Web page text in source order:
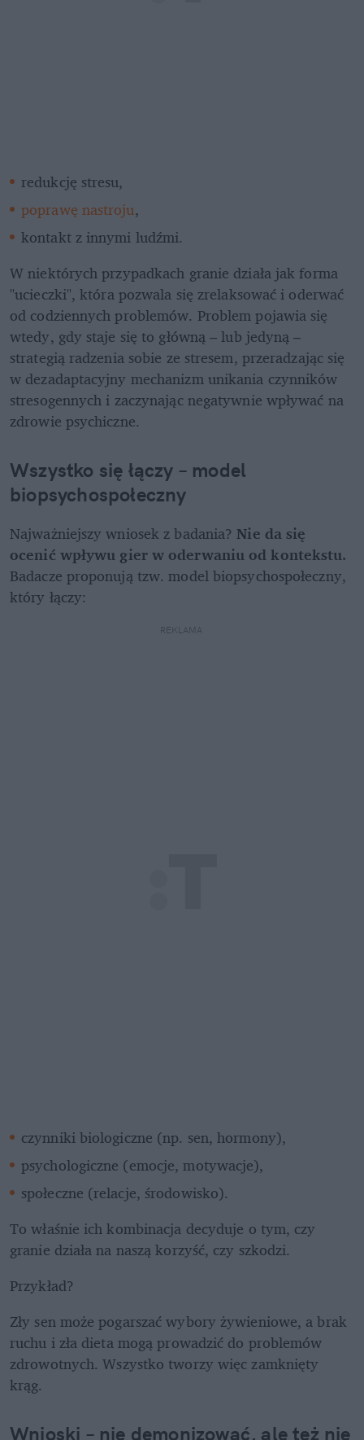
redukcję stresu,
poprawę nastroju,
kontakt z innymi ludźmi.
W niektórych przypadkach granie działa jak forma
"ucieczki", która pozwala się zrelaksować i oderwać
od codziennych problemów. Problem pojawia się
wtedy, gdy staje się to główną – lub jedyną –
strategią radzenia sobie ze stresem, przeradzając się
w dezadaptacyjny mechanizm unikania czynników
stresogennych i zaczynając negatywnie wpływać na
zdrowie psychiczne.
Wszystko się łączy – model
biopsychospołeczny
Najważniejszy wniosek z badania? Nie da się
Badacze proponują tzw. model biopsychospołeczny,
który łączy:
REKLAMA
czynniki biologiczne (np. sen, hormony),
psychologiczne (emocje, motywacje),
społeczne (relacje, środowisko).
To właśnie ich kombinacja decyduje o tym, czy
granie działa na naszą korzyść, czy szkodzi.
Przykład?
Zły sen może pogarszać wybory żywieniowe, a brak
ruchu i zła dieta mogą prowadzić do problemów
zdrowotnych. Wszystko tworzy więc zamknięty
krąg.
Wnioski – nie demonizować, ale też nie